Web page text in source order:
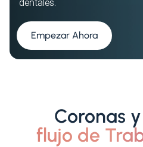
dentales.
Empezar Ahora
Coronas
flujo de